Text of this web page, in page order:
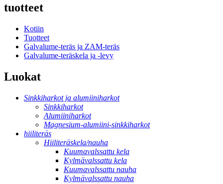
tuotteet
Kotiin
Tuotteet
Galvalume-teräs ja ZAM-teräs
Galvalume-teräskela ja -levy
Luokat
Sinkkiharkot ja alumiiniharkot
Sinkkiharkot
Alumiiniharkot
Magnesium-alumiini-sinkkiharkot
hiiliteräs
Hiiliteräskela/nauha
Kuumavalssattu kela
Kylmävalssattu kela
Kuumavalssattu nauha
Kylmävalssattu nauha